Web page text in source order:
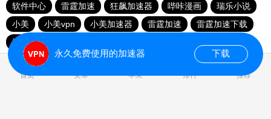
软件中心
雷霆加速 狂飙加速器 哔咔漫画
瑞乐小说
小美
小美vpn 小美加速器 雷霆加速
雷霆加速下载
海鸥加速度
首页 安卓 苹果 排行 推荐
永久免费使用的加速器 下载
0.019756s